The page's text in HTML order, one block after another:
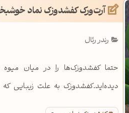
آرت‌ورک کفشدوزک نماد
رندر رئال
حتما کفشدوزک‌ها را در میان
دیده‌اید.کفشدوزک به علت زیبایی
خوش‌یمن است.